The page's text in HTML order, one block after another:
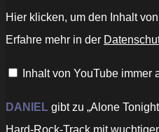
„Alone
Tonight
Daniel
Lyric
YouTube
Hier klicken, um den Inhalt
Erfahre mehr in der
Inhalt von YouTube immer
DANIEL gibt zu „Alone